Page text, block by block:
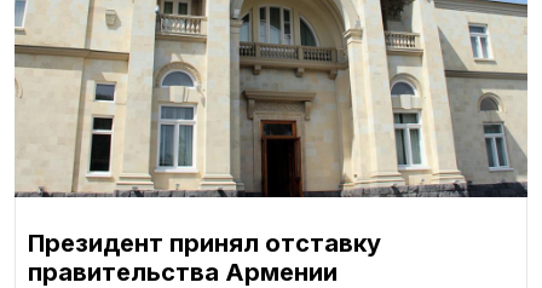
Президент принял отставку
правительства Армении